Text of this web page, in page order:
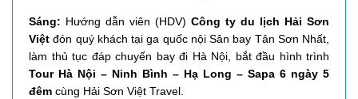
Sáng: Hướng dẫn viên (HDV) Công ty du lịch Hải Sơn
Việt đón quý khách tại ga quốc nội Sân bay Tân Sơn Nhất,
làm thủ tục đáp chuyến bay đi Hà Nội, bắt đầu hình trình
Tour Hà Nội – Ninh Bình – Hạ Long – Sapa 6 ngày 5
đêm cùng Hải Sơn Việt Travel.